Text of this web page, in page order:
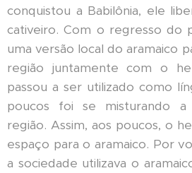
conquistou a Babilônia, ele
cativeiro. Com o regresso do
uma versão local do aramaico
região juntamente com o
passou a ser utilizado como
poucos foi se misturando a
região. Assim, aos poucos, o
espaço para o aramaico. Por
a sociedade utilizava o